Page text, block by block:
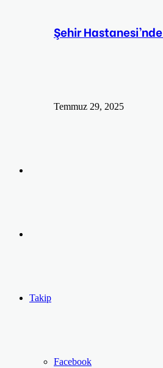
Şehir
Temmuz 29, 2025
...
Ol
Takip
Facebook